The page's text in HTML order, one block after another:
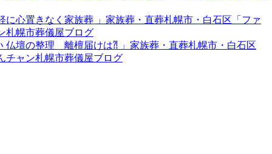
心置きなく家族葬 」家族葬・直葬札幌市・白石区「ファ
札幌市葬儀屋ブログ
仏壇の整理 離檀届けは⁈ 」家族葬・直葬札幌市・白石区
チャン札幌市葬儀屋ブログ